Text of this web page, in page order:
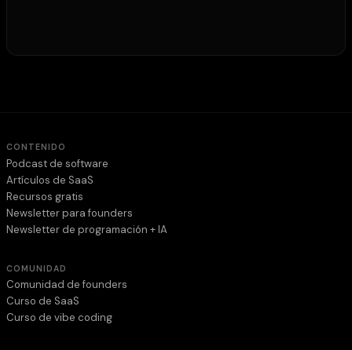
CONTENIDO
Podcast de software
Artículos de SaaS
Recursos gratis
Newsletter para founders
Newsletter de programación + IA
COMUNIDAD
Comunidad de founders
Curso de SaaS
Curso de vibe coding